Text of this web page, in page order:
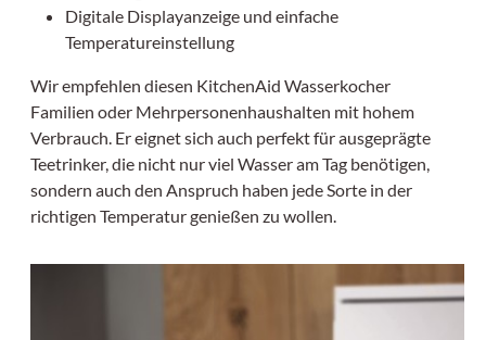
Digitale Displayanzeige und einfache
Temperatureinstellung
Wir empfehlen diesen KitchenAid Wasserkocher
Familien oder Mehrpersonenhaushalten mit hohem
Verbrauch. Er eignet sich auch perfekt für ausgeprägte
Teetrinker, die nicht nur viel Wasser am Tag benötigen,
sondern auch den Anspruch haben jede Sorte in der
richtigen Temperatur genießen zu wollen.